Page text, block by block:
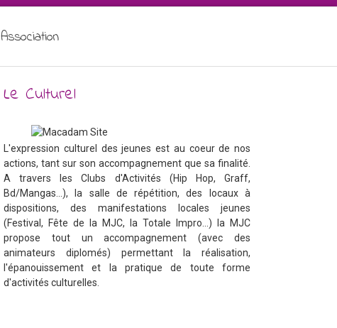
Association
Le Culturel
L'expression culturel des jeunes est au coeur de nos
actions, tant sur son accompagnement que sa finalité.
A travers les Clubs d'Activités (Hip Hop, Graff,
Bd/Mangas...), la salle de répétition, des locaux à
dispositions, des manifestations locales jeunes
(Festival, Fête de la MJC, la Totale Impro...) la MJC
propose tout un accompagnement (avec des
animateurs diplomés) permettant la réalisation,
l'épanouissement et la pratique de toute forme
d'activités culturelles.